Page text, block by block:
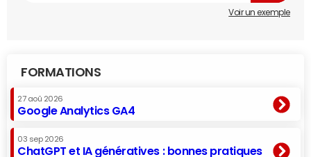
Voir un exemple
FORMATIONS
27 aoû 2026
Google Analytics GA4
03 sep 2026
ChatGPT et IA génératives : bonnes pratiques